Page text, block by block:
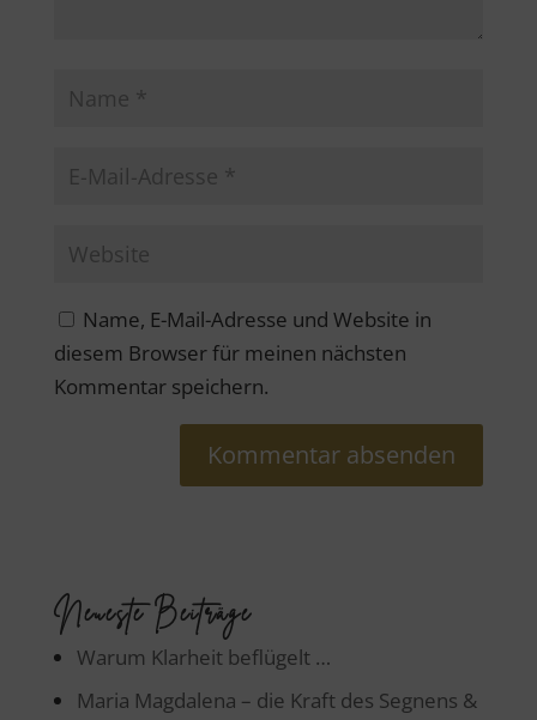
Name, E-Mail-Adresse und Website in
diesem Browser für meinen nächsten
Kommentar speichern.
Neueste Beiträge
Warum Klarheit beflügelt …
Maria Magdalena – die Kraft des Segnens &